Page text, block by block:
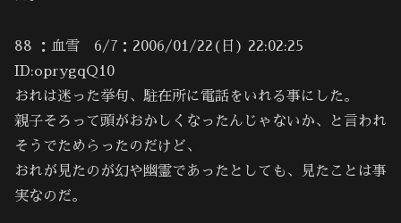
88 ：血雪 6/7：2006/01/22(日) 22:02:25
ID:oprygqQ10
おれは迷った挙句、駐在所に電話をいれる事にした。
親子そろって頭がおかしくなったんじゃないか、と言われ
そうでためらったのだけど、
おれが見たのが幻や幽霊であったとしても、見たことは事
実なのだ。